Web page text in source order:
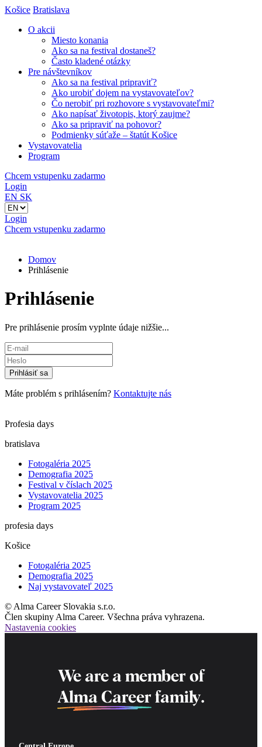
Košice Bratislava
O akcii
Miesto konania
Ako sa na festival dostaneš?
Často kladené otázky
Pre návštevníkov
Ako sa na festival pripraviť?
Ako urobiť dojem na vystavovateľov?
Čo nerobiť pri rozhovore s vystavovateľmi?
Ako napísať životopis, ktorý zaujme?
Ako sa pripraviť na pohovor?
Podmienky súťaže – štatút Košice
Vystavovatelia
Program
Chcem vstupenku zadarmo
Login
EN SK
Login
Chcem vstupenku zadarmo
Domov
Prihlásenie
Prihlásenie
Pre prihlásenie prosím vyplnte údaje nižšie...
Prihlásiť sa
Máte problém s prihlásením? Kontaktujte nás
Profesia days
bratislava
Fotogaléria 2025
Demografia 2025
Festival v číslach 2025
Vystavovatelia 2025
Program 2025
profesia days
Košice
Fotogaléria 2025
Demografia 2025
Naj vystavovateľ 2025
© Alma Career Slovakia s.r.o.
Člen skupiny Alma Career. Všechna práva vyhrazena.
Nastavenia cookies
We are a member of
Alma Career family.